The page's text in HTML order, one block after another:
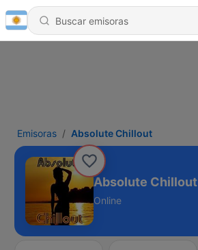
Emisoras Absolute Chillout
Absolute Chillout
Online